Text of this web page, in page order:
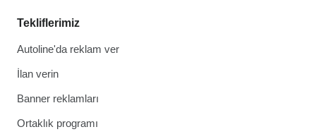
Tekliflerimiz
Autoline'da reklam ver
İlan verin
Banner reklamları
Ortaklık programı